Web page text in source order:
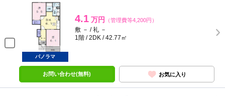
4.1 万円 （管理費等4,200円）
敷 － / 礼 －
1階 / 2DK / 42.77㎡
パノラマ
お問い合わせ(無料) お気に入り